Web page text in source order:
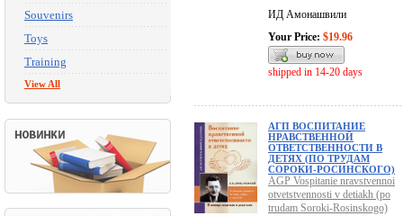
Souvenirs
Toys
Training
View All
ИД Амонашвили
Your Price: $19.96
shipped in 14-20 days
АГП ВОСПИТАНИЕ
НРАВСТВЕННОЙ
ОТВЕТСТВЕННОСТИ В
ДЕТЯХ (ПО ТРУДАМ
СОРОКИ-РОСИНСКОГО)
AGP Vospitanie nravstvennoi
otvetstvennosti v detiakh (po
trudam Soroki-Rosinskogo)